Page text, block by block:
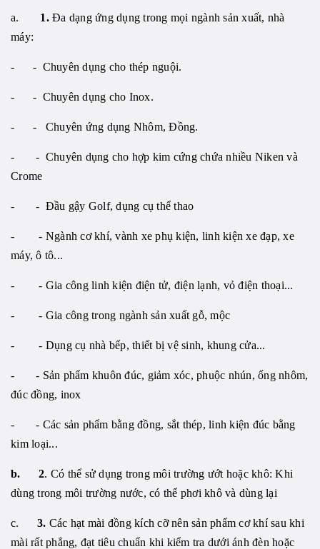
a. 1. Đa dạng ứng dụng trong mọi ngành sản xuất, nhà
máy:
- - Chuyên dụng cho thép nguội.
- - Chuyên dụng cho Inox.
- - Chuyên ứng dụng Nhôm, Đồng.
- - Chuyên dụng cho hợp kim cứng chứa nhiều Niken và
Crome
- - Đầu gậy Golf, dụng cụ thể thao
- - Ngành cơ khí, vành xe phụ kiện, linh kiện xe đạp, xe
máy, ô tô...
- - Gia công linh kiện điện tử, điện lạnh, vỏ điện thoại...
- - Gia công trong ngành sản xuất gỗ, mộc
- - Dụng cụ nhà bếp, thiết bị vệ sinh, khung cửa...
- - Sản phẩm khuôn đúc, giảm xóc, phuộc nhún, ống nhôm,
đúc đồng, inox
- - Các sản phẩm bằng đồng, sắt thép, linh kiện đúc bằng
kim loại...
b. 2. Có thể sử dụng trong môi trường ướt hoặc khô: Khi
dùng trong môi trường nước, có thể phơi khô và dùng lại
c. 3. Các hạt mài đồng kích cỡ nên sản phẩm cơ khí sau khi
mài rất phẳng, đạt tiêu chuẩn khi kiểm tra dưới ánh đèn hoặc